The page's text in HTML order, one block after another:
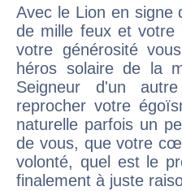
Avec le Lion en signe
de mille feux et votre
votre générosité
héros solaire de la
Seigneur d'un
reprocher votre
naturelle parfois un
de vous, que votre
volonté, quel est le
finalement à juste